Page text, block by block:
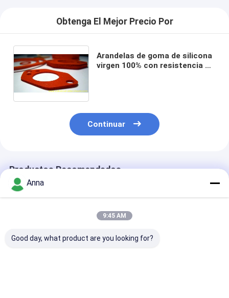
Obtenga El Mejor Precio Por
Arandelas de goma de silicona
virgen 100% con resistencia a
Continuar
Productos Recomendados
Anna
9:45 AM
Good day, what product are you looking for?